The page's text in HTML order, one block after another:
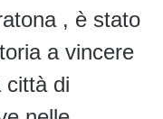
, è stato
a vincere
città di